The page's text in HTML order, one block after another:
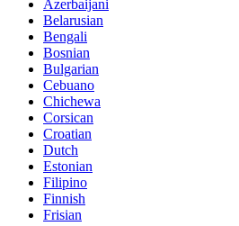
Azerbaijani
Belarusian
Bengali
Bosnian
Bulgarian
Cebuano
Chichewa
Corsican
Croatian
Dutch
Estonian
Filipino
Finnish
Frisian